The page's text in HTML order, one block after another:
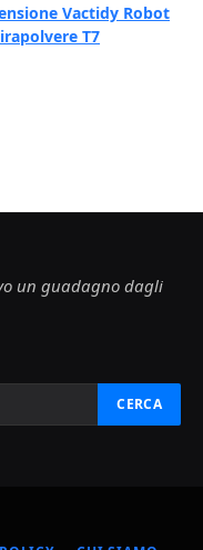
Vactidy Robot
T7
un guadagno dagli